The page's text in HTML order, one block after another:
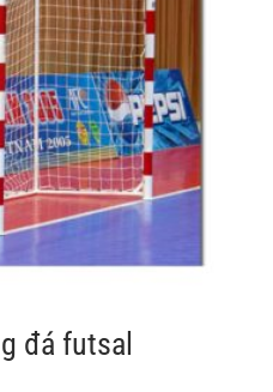
đá futsal